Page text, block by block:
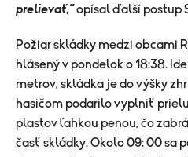
prelievať,"opísal ďalší postup
Požiar skládky medzi obcami
hlásený v pondelok o 18:38.
metrov, skládka je do výšky
hasičom podarilo vyplniť
plastov ľahkou penou, čo
časť skládky. Okolo 09: 00 sa